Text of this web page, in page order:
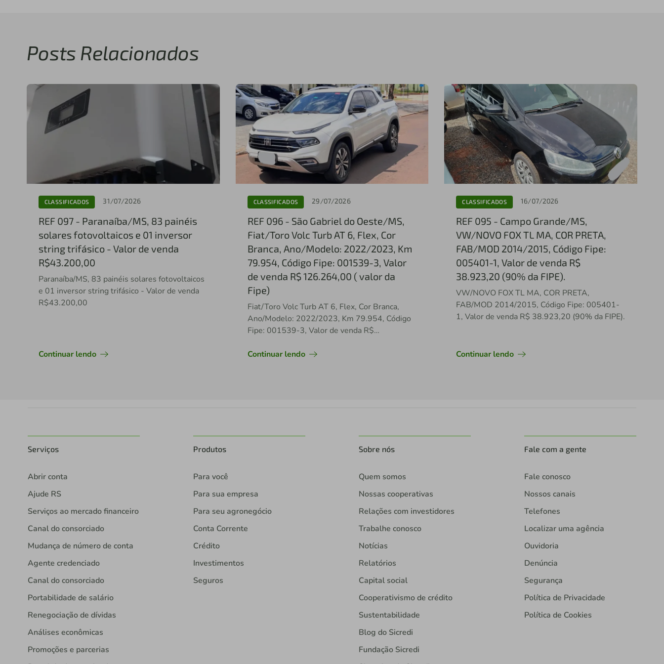
Posts Relacionados
CLASSIFICADOS 31/07/2026
REF 097 - Paranaíba/MS, 83 painéis
solares fotovoltaicos e 01 inversor
string trifásico - Valor de venda
R$43.200,00
Paranaíba/MS, 83 painéis solares fotovoltaicos
e 01 inversor string trifásico - Valor de venda
R$43.200,00
Continuar lendo
CLASSIFICADOS 29/07/2026
REF 096 - São Gabriel do Oeste/MS,
Fiat/Toro Volc Turb AT 6, Flex, Cor
Branca, Ano/Modelo: 2022/2023, Km
79.954, Código Fipe: 001539-3, Valor
de venda R$ 126.264,00 ( valor da
Fipe)
Fiat/Toro Volc Turb AT 6, Flex, Cor Branca,
Ano/Modelo: 2022/2023, Km 79.954, Código
Fipe: 001539-3, Valor de venda R$
Continuar lendo
CLASSIFICADOS 16/07/2026
REF 095 - Campo Grande/MS,
VW/NOVO FOX TL MA, COR PRETA,
FAB/MOD 2014/2015, Código Fipe:
005401-1, Valor de venda R$
38.923,20 (90% da FIPE).
VW/NOVO FOX TL MA, COR PRETA,
FAB/MOD 2014/2015, Código Fipe: 005401-
1, Valor de venda R$ 38.923,20 (90% da FIPE).
Continuar lendo
Serviços
Abrir conta
Ajude RS
Serviços ao mercado financeiro
Canal do consorciado
Mudança de número de conta
Agente credenciado
Canal do consorciado
Portabilidade de salário
Renegociação de dívidas
Análises econômicas
Promoções e parcerias
Produtos
Para você
Para sua empresa
Para seu agronegócio
Conta Corrente
Crédito
Investimentos
Seguros
Sobre nós
Quem somos
Nossas cooperativas
Relações com investidores
Trabalhe conosco
Notícias
Relatórios
Capital social
Cooperativismo de crédito
Sustentabilidade
Blog do Sicredi
Fundação Sicredi
Fale com a gente
Fale conosco
Nossos canais
Telefones
Localizar uma agência
Ouvidoria
Denúncia
Segurança
Política de Privacidade
Política de Cookies